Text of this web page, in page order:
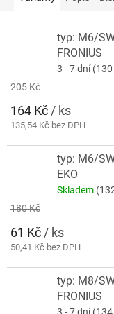
typ: M6/
FRONIUS
3 - 7 dní(130
205 Kč
164 Kč / ks
135,54 Kč bez DPH
typ: M6/
EKO
Skladem
180 Kč
61 Kč / ks
50,41 Kč bez DPH
typ: M8/
FRONIUS
3 - 7 dní(134